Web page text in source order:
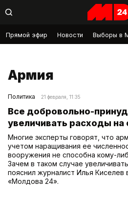
Прямой эфир Новости Выборы в
Армия
Политика 21 февраля, 11:35
Все добровольно-
увеличивать расходы на
Многие эксперты говорят, что
учетом наращивания ее
вооружения не способна кому-
Зачем в таком случае
пояснил журналист Илья Киселев
«Молдова 24».